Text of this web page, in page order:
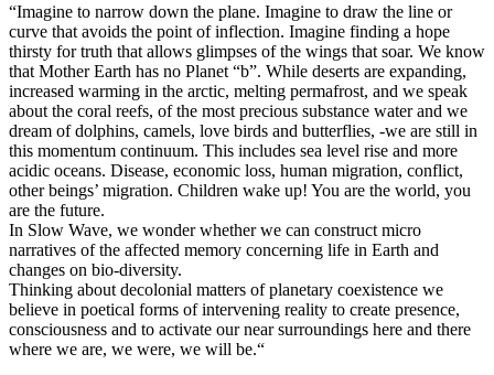
“Imagine to narrow down the plane. Imagine to draw the line or
curve that avoids the point of inflection. Imagine finding a hope
thirsty for truth that allows glimpses of the wings that soar. We know
that Mother Earth has no Planet “b”. While deserts are expanding,
increased warming in the arctic, melting permafrost, and we speak
about the coral reefs, of the most precious substance water and we
dream of dolphins, camels, love birds and butterflies, -we are still in
this momentum continuum. This includes sea level rise and more
acidic oceans. Disease, economic loss, human migration, conflict,
other beings’ migration. Children wake up! You are the world, you
are the future.
In Slow Wave, we wonder whether we can construct micro
narratives of the affected memory concerning life in Earth and
changes on bio-diversity.
Thinking about decolonial matters of planetary coexistence we
believe in poetical forms of intervening reality to create presence,
consciousness and to activate our near surroundings here and there
where we are, we were, we will be.“